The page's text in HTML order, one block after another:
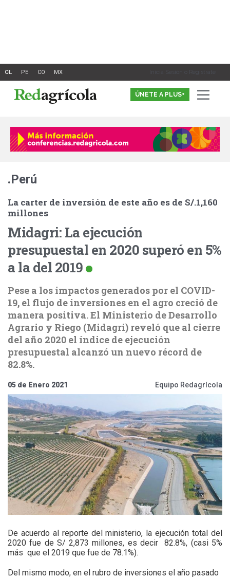
Inicia Sesión o Registrate
ÚNETE A PLUS+
.Perú
La carter de inversión de este año es de S/.1,160
millones
Midagri: La ejecución
presupuestal en 2020 superó en 5%
a la del 2019
Pese a los impactos generados por el COVID-
19, el flujo de inversiones en el agro creció de
manera positiva. El Ministerio de Desarrollo
Agrario y Riego (Midagri) reveló que al cierre
del año 2020 el índice de ejecución
presupuestal alcanzó un nuevo récord de
82.8%.
05 de Enero 2021 Equipo Redagrícola
De acuerdo al reporte del ministerio, la ejecución total del
2020 fue de S/ 2,873 millones, es decir 82.8%, (casi 5%
más que el 2019 que fue de 78.1%).
Del mismo modo, en el rubro de inversiones el año pasado